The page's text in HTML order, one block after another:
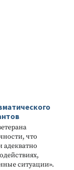
что
адекватно
ситуации».